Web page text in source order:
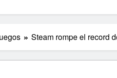
Steam rompe el record